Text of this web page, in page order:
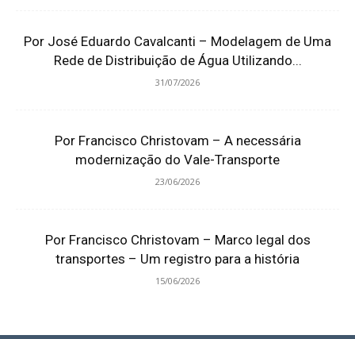
Por José Eduardo Cavalcanti – Modelagem de Uma
Rede de Distribuição de Água Utilizando...
31/07/2026
Por Francisco Christovam – A necessária
modernização do Vale-Transporte
23/06/2026
Por Francisco Christovam – Marco legal dos
transportes – Um registro para a história
15/06/2026